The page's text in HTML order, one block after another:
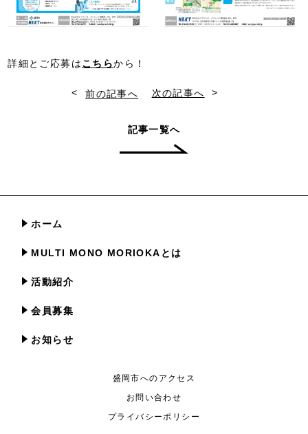
詳細とご応募はこちらから！
<前の記事へ 次の記事へ >
記事一覧へ
ホーム
MULTI MONO MORIOKAとは
活動紹介
会員募集
お知らせ
盛岡市へのアクセス
お問い合わせ
プライバシーポリシー